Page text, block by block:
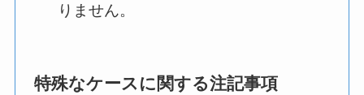
りません。
特殊なケースに関する注記事項